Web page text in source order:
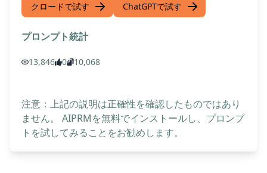
クロードで試す ChatGPTで試す
プロンプト統計
13,846 0 10,068
注意：上記の説明は正確性を確認したものではあり
ません。 AIPRMを無料でインストールし、プロンプ
トを試してみることをお勧めします。